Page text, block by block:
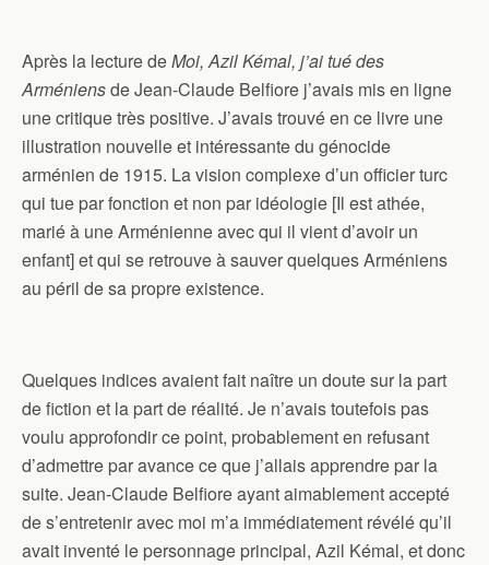
Après la lecture deMoi, Azil Kémal, j’ai tué des
Arméniensde Jean-Claude Belfiore j’avais mis en ligne
une critique très positive. J’avais trouvé en ce livre une
illustration nouvelle et intéressante du génocide
arménien de 1915. La vision complexe d’un officier turc
qui tue par fonction et non par idéologie [Il est athée,
marié à une Arménienne avec qui il vient d’avoir un
enfant] et qui se retrouve à sauver quelques Arméniens
au péril de sa propre existence.
Quelques indices avaient fait naître un doute sur la part
de fiction et la part de réalité. Je n’avais toutefois pas
voulu approfondir ce point, probablement en refusant
d’admettre par avance ce que j’allais apprendre par la
suite. Jean-Claude Belfiore ayant aimablement accepté
de s’entretenir avec moi m’a immédiatement révélé qu’il
avait inventé le personnage principal, Azil Kémal, et donc